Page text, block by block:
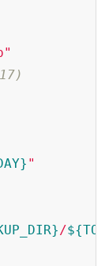
"
/